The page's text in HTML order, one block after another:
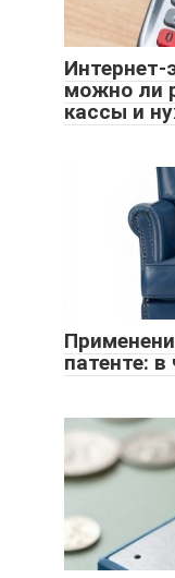
Интернет-
можно ли
кассы и
патенте: